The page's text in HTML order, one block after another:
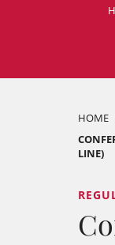
HOME
LINE)